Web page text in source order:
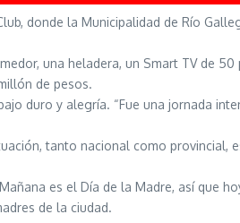
donde la Municipalidad de Río
una heladera, un Smart TV de
de pesos.
duro y alegría. “Fue una jornada
tanto nacional como provincial,
es el Día de la Madre, así que
de la ciudad.